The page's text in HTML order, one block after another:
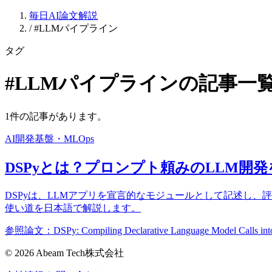
毎日AI論文解説
/ #LLMパイプライン
タグ
#LLMパイプラインの記事一
1件の記事があります。
AI開発基盤・MLOps
DSPyとは？プロンプト頼みのLLM開
DSPyは、LLMアプリを宣言的なモジュールとして記述し、
使い道を日本語で解説します。
参照論文：DSPy: Compiling Declarative Language Model Calls
© 2026 Abeam Tech株式会社